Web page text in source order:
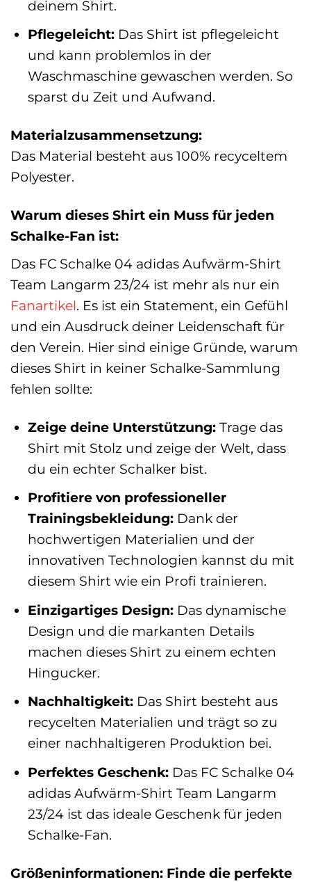
deinem Shirt.
Pflegeleicht:Das Shirt ist pflegeleicht
und kann problemlos in der
Waschmaschine gewaschen werden. So
sparst du Zeit und Aufwand.
Materialzusammensetzung:
Das Material besteht aus 100% recyceltem
Polyester.
Warum dieses Shirt ein Muss für jeden
Schalke-Fan ist:
Das FC Schalke 04 adidas Aufwärm-Shirt
Team Langarm 23/24 ist mehr als nur ein
Fanartikel. Es ist ein Statement, ein Gefühl
und ein Ausdruck deiner Leidenschaft für
den Verein. Hier sind einige Gründe, warum
dieses Shirt in keiner Schalke-Sammlung
fehlen sollte:
Zeige deine Unterstützung:Trage das
Shirt mit Stolz und zeige der Welt, dass
du ein echter Schalker bist.
Profitiere von professioneller
Trainingsbekleidung:Dank der
hochwertigen Materialien und der
innovativen Technologien kannst du mit
diesem Shirt wie ein Profi trainieren.
Einzigartiges Design:Das dynamische
Design und die markanten Details
machen dieses Shirt zu einem echten
Hingucker.
Nachhaltigkeit:Das Shirt besteht aus
recycelten Materialien und trägt so zu
einer nachhaltigeren Produktion bei.
Perfektes Geschenk:Das FC Schalke 04
adidas Aufwärm-Shirt Team Langarm
23/24 ist das ideale Geschenk für jeden
Schalke-Fan.
Größeninformationen: Finde die perfekte